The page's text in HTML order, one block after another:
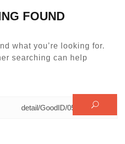
FOUND
what you’re looking for.
searching can help.
البحث عن: